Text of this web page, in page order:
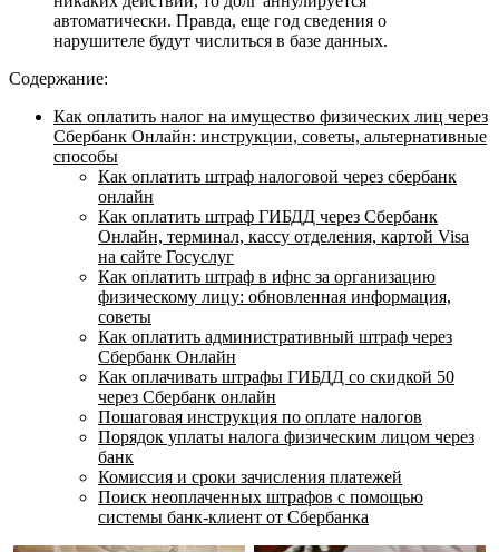
автоматически. Правда, еще год сведения о
нарушителе будут числиться в базе данных.
Содержание:
Как оплатить налог на имущество физических лиц через
Сбербанк Онлайн: инструкции, советы, альтернативные
способы
Как оплатить штраф налоговой через сбербанк
онлайн
Как оплатить штраф ГИБДД через Сбербанк
Онлайн, терминал, кассу отделения, картой Visa
на сайте Госуслуг
Как оплатить штраф в ифнс за организацию
физическому лицу: обновленная информация,
советы
Как оплатить административный штраф через
Сбербанк Онлайн
Как оплачивать штрафы ГИБДД со скидкой 50
через Сбербанк онлайн
Пошаговая инструкция по оплате налогов
Порядок уплаты налога физическим лицом через
банк
Комиссия и сроки зачисления платежей
Поиск неоплаченных штрафов с помощью
системы банк-клиент от Сбербанка